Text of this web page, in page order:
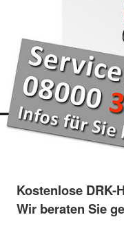
Kostenlose DRK-
Wir beraten Sie